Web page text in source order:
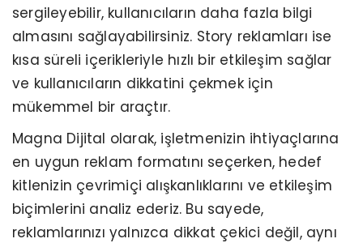
sergileyebilir, kullanıcıların daha fazla bilgi
almasını sağlayabilirsiniz. Story reklamları ise
kısa süreli içerikleriyle hızlı bir etkileşim sağlar
ve kullanıcıların dikkatini çekmek için
mükemmel bir araçtır.
Magna Dijital olarak, işletmenizin ihtiyaçlarına
en uygun reklam formatını seçerken, hedef
kitlenizin çevrimiçi alışkanlıklarını ve etkileşim
biçimlerini analiz ederiz. Bu sayede,
reklamlarınızı yalnızca dikkat çekici değil, aynı